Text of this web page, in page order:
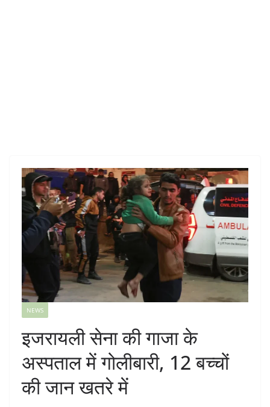
NEWS
इजरायली सेना की गाजा के
अस्पताल में गोलीबारी, 12 बच्चों
की जान खतरे में